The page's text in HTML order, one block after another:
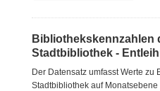
Bibliothekskennzahlen
Stadtbibliothek -
Der Datensatz umfasst Werte
Stadtbibliothek auf